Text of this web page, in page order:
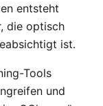
entsteht
die optisch
ist.
Tools
und